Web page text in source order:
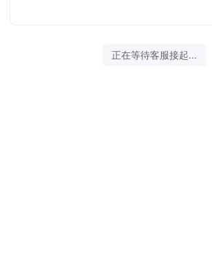
正在等待客服接起...